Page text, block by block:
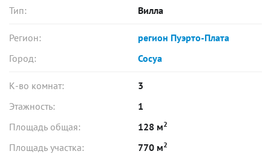
Тип: Вилла
Регион:
регион Пуэрто-Плата
Город:
Сосуа
К-во комнат:
3
Этажность:
1
Площадь общая:
128 м2
Площадь участка: 770 м2